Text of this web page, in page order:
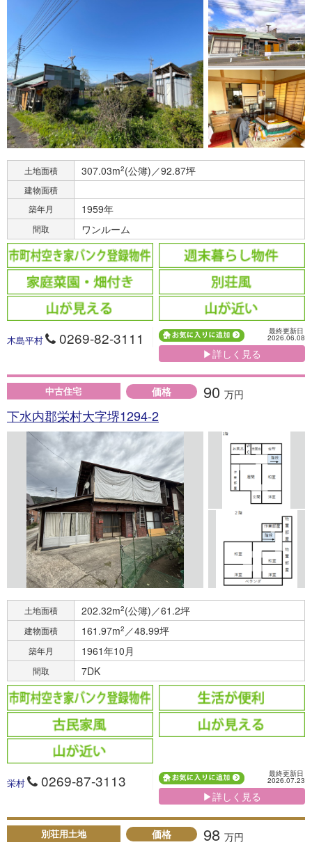
土地面積 307.03m2(公簿)／92.87坪
建物面積
築年月
1959年
間取 ワンルーム
木島平村 0269-82-3111 最終更新日
2026.06.08
▶詳しく見る
中古住宅 価格 90 万円
下水内郡栄村大字堺1294‐2
土地面積 202.32m2(公簿)／61.2坪
建物面積 161.97m2 ／48.99坪
築年月 1961年10月
間取 7DK
栄村 0269-87-3113 最終更新日
2026.07.23
▶詳しく見る
別荘用土地 価格 98 万円